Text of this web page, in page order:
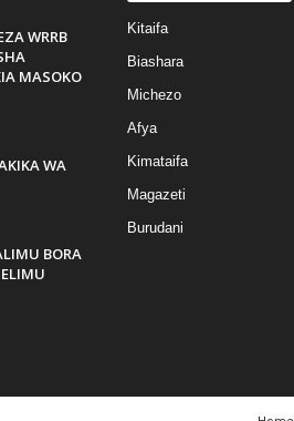
WRRB
MASOKO
WA
BORA
Kitaifa
Biashara
Michezo
Afya
Kimataifa
Magazeti
Burudani